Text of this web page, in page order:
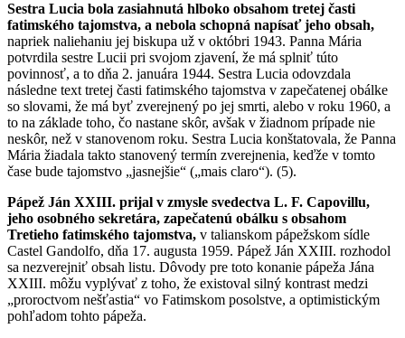
Sestra Lucia bola zasiahnutá hlboko obsahom tretej časti
fatimského tajomstva, a nebola schopná napísať jeho obsah,
napriek naliehaniu jej biskupa už v októbri 1943. Panna Mária
potvrdila sestre Lucii pri svojom zjavení, že má splniť túto
povinnosť, a to dňa 2. januára 1944. Sestra Lucia odovzdala
následne text tretej časti fatimského tajomstva v zapečatenej obálke
so slovami, že má byť zverejnený po jej smrti, alebo v roku 1960, a
to na základe toho, čo nastane skôr, avšak v žiadnom prípade nie
neskôr, než v stanovenom roku. Sestra Lucia konštatovala, že Panna
Mária žiadala takto stanovený termín zverejnenia, keďže v tomto
čase bude tajomstvo „jasnejšie“ („mais claro“). (5).
Pápež Ján XXIII. prijal v zmysle svedectva L. F. Capovillu,
jeho osobného sekretára, zapečatenú obálku s obsahom
Tretieho fatimského tajomstva, v talianskom pápežskom sídle
Castel Gandolfo, dňa 17. augusta 1959. Pápež Ján XXIII. rozhodol
sa nezverejniť obsah listu. Dôvody pre toto konanie pápeža Jána
XXIII. môžu vyplývať z toho, že existoval silný kontrast medzi
„proroctvom nešťastia“ vo Fatimskom posolstve, a optimistickým
pohľadom tohto pápeža.